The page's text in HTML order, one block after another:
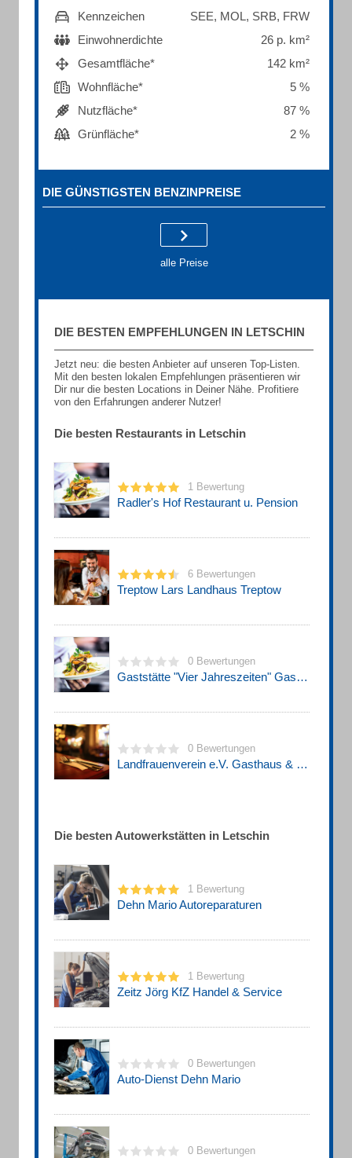
Kennzeichen
SEE, MOL, SRB, FRW
Einwohnerdichte
26 p. km²
Gesamtfläche*
142 km²
Wohnfläche*
5 %
Nutzfläche*
87 %
Grünfläche*
2 %
DIE GÜNSTIGSTEN BENZINPREISE
alle Preise
DIE BESTEN EMPFEHLUNGEN IN LETSCHIN
Jetzt neu: die besten Anbieter auf unseren Top-Listen.
Mit den besten lokalen Empfehlungen präsentieren wir
Dir nur die besten Locations in Deiner Nähe. Profitiere
von den Erfahrungen anderer Nutzer!
Die besten Restaurants in Letschin
1 Bewertung
Radler's Hof Restaurant u. Pension
6 Bewertungen
Treptow Lars Landhaus Treptow
0 Bewertungen
Gaststätte "Vier Jahreszeiten" Gaststätte
0 Bewertungen
Landfrauenverein e.V. Gasthaus & Pension
Die besten Autowerkstätten in Letschin
1 Bewertung
Dehn Mario Autoreparaturen
1 Bewertung
Zeitz Jörg KfZ Handel & Service
0 Bewertungen
Auto-Dienst Dehn Mario
0 Bewertungen